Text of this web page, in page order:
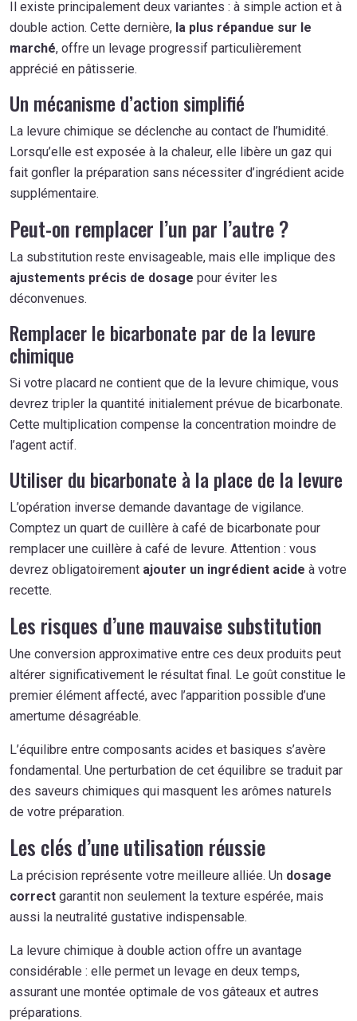
Il existe principalement deux variantes : à simple action et à
double action. Cette dernière, la plus répandue sur le
marché, offre un levage progressif particulièrement
apprécié en pâtisserie.
Un mécanisme d’action simplifié
La levure chimique se déclenche au contact de l’humidité.
Lorsqu’elle est exposée à la chaleur, elle libère un gaz qui
fait gonfler la préparation sans nécessiter d’ingrédient acide
supplémentaire.
Peut-on remplacer l’un par l’autre ?
La substitution reste envisageable, mais elle implique des
ajustements précis de dosage pour éviter les
déconvenues.
Remplacer le bicarbonate par de la levure
chimique
Si votre placard ne contient que de la levure chimique, vous
devrez tripler la quantité initialement prévue de bicarbonate.
Cette multiplication compense la concentration moindre de
l’agent actif.
Utiliser du bicarbonate à la place de la levure
L’opération inverse demande davantage de vigilance.
Comptez un quart de cuillère à café de bicarbonate pour
remplacer une cuillère à café de levure. Attention : vous
devrez obligatoirement ajouter un ingrédient acide à votre
recette.
Les risques d’une mauvaise substitution
Une conversion approximative entre ces deux produits peut
altérer significativement le résultat final. Le goût constitue le
premier élément affecté, avec l’apparition possible d’une
amertume désagréable.
L’équilibre entre composants acides et basiques s’avère
fondamental. Une perturbation de cet équilibre se traduit par
des saveurs chimiques qui masquent les arômes naturels
de votre préparation.
Les clés d’une utilisation réussie
La précision représente votre meilleure alliée. Un dosage
correct garantit non seulement la texture espérée, mais
aussi la neutralité gustative indispensable.
La levure chimique à double action offre un avantage
considérable : elle permet un levage en deux temps,
assurant une montée optimale de vos gâteaux et autres
préparations.